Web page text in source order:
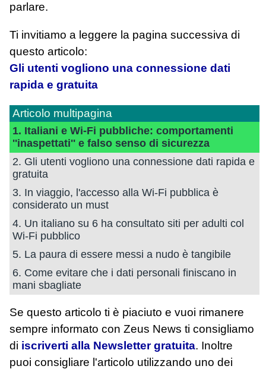
parlare.
Ti invitiamo a leggere la pagina successiva di
questo articolo:
Gli utenti vogliono una connessione dati
rapida e gratuita
Articolo multipagina
1. Italiani e Wi-Fi pubbliche: comportamenti
''inaspettati'' e falso senso di sicurezza
2. Gli utenti vogliono una connessione dati rapida e
gratuita
3. In viaggio, l'accesso alla Wi-Fi pubblica è
considerato un must
4. Un italiano su 6 ha consultato siti per adulti col
Wi-Fi pubblico
5. La paura di essere messi a nudo è tangibile
6. Come evitare che i dati personali finiscano in
mani sbagliate
Se questo articolo ti è piaciuto e vuoi rimanere
sempre informato con Zeus News ti consigliamo
di iscriverti alla Newsletter gratuita. Inoltre
puoi consigliare l'articolo utilizzando uno dei